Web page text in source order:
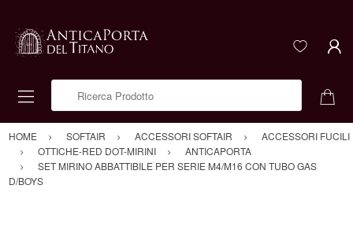
HOME SOFTAIR ACCESSORI SOFTAIR
ACCESSORI FUCILI
OTTICHE-RED DOT-MIRINI
ANTICAPORTA
SET MIRINO ABBATTIBILE PER SERIE M4/M16 CON TUBO GAS
D/BOYS